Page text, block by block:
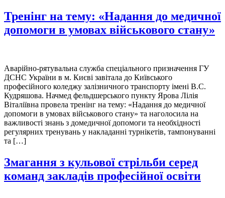
Тренінг на тему: «Надання до медичної
допомоги в умовах військового стану»
Аварійно-рятувальна служба спеціального призначення ГУ
ДСНС України в м. Києві завітала до Київського
професійного коледжу залізничного транспорту імені В.С.
Кудряшова. Начмед фельдшерського пункту Ярова Лілія
Віталіївна провела тренінг на тему: «Надання до медичної
допомоги в умовах військового стану» та наголосила на
важливості знань з домедичної допомоги та необхідності
регулярних тренувань у накладанні турнікетів, тампонуванні
та […]
Змагання з кульової стрільби серед
команд закладів професійної освіти